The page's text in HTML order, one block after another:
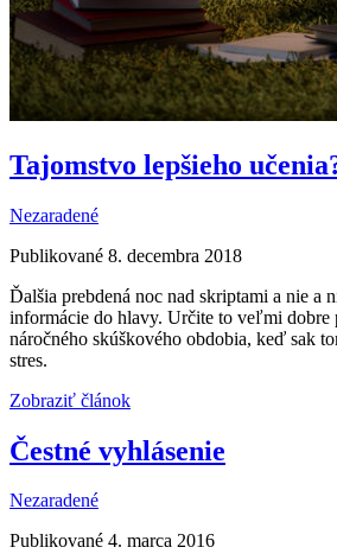
Tajomstvo lepšieho
Nezaradené
Publikované 8. decembra 2018
Ďalšia prebdená noc nad skriptami a nie a
informácie do hlavy. Určite to veľmi dobre
náročného skúškového obdobia, keď sak
stres.
Zobraziť článok
Čestné vyhlásenie
Nezaradené
Publikované 4. marca 2016